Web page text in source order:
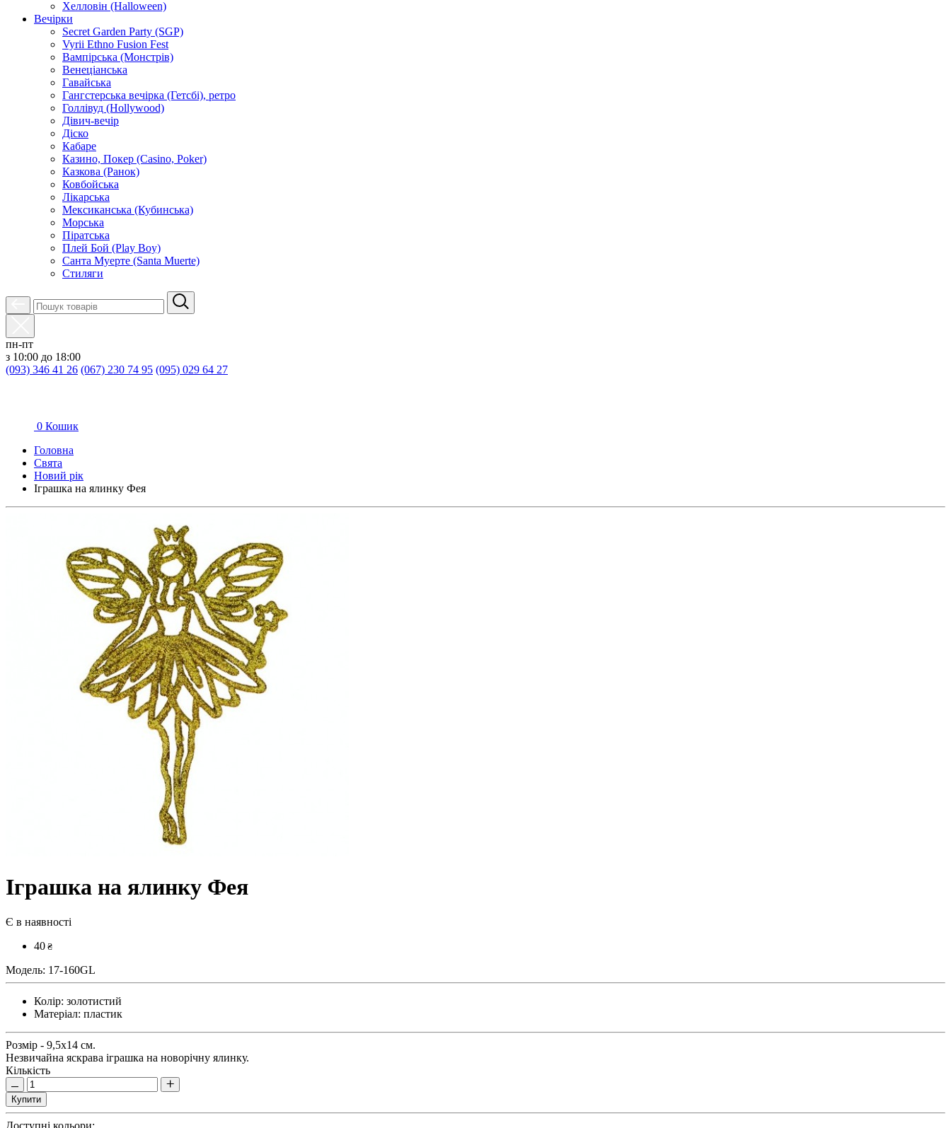
Хелловін (Halloween)
Вечірки
Secret Garden Party (SGP)
Vyrii Ethno Fusion Fest
Вампірська (Монстрів)
Венеціанська
Гавайська
Гангстерська вечірка (Гетсбі), ретро
Голлівуд (Hollywood)
Дівич-вечір
Діско
Кабаре
Казино, Покер (Casino, Poker)
Казкова (Ранок)
Ковбойська
Лікарська
Мексиканська (Кубинська)
Морська
Піратська
Плей Бой (Play Boy)
Санта Муерте (Santa Muerte)
Стиляги
пн-пт
з 10:00 до 18:00
(093) 346 41 26 (067) 230 74 95 (095) 029 64 27
0 Кошик
Головна
Свята
Новий рік
Іграшка на ялинку Фея
Іграшка на ялинку Фея
Є в наявності
40 ₴
Модель: 17-160GL
Колір: золотистий
Матеріал: пластик
Розмір - 9,5х14 см.
Незвичайна яскрава іграшка на новорічну ялинку.
Кількість
Купити
Доступні кольори: